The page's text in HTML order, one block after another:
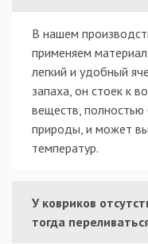
В нашем
применяем
легкий и удобный
запаха, он стоек к
веществ, полностью
природы, и может
температур.
У ковриков
тогда